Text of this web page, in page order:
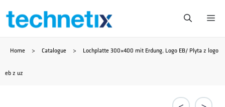
Zum
springen
Home > Catalogue > Lochplatte 300×400 mit Erdung, Logo EB/ Plyta z logo
eb z uz